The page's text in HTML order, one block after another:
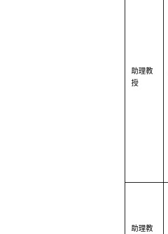
助理教
授
助理教